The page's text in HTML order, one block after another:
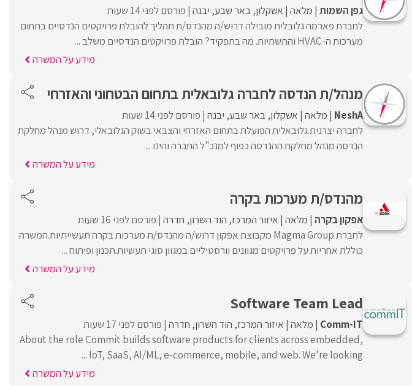
גפן השמות מלאה אשקלון באר שבע יבנה פורסם לפני 14 שעות
לחברת פארמה גלובלית מובילה דרוש/ה מהנדס/ת תהליך להובלת פרויקטים הנדסיים בתחום
מערכות ה-HVAC והתשתיות. מה בתפקיד? הובלת פרויקטים הנדסיים משלב ...
מידע על המשרה
מנהל/ת הנדסה לחב‎רה גלובאלית בתחום הבטחוני והאזרחי
NeshA מלאה אשקלון באר שבע יבנה פורסם לפני 14 שעות
לחברה יצרנית גלובאלית הפועלת בתחום האזרחי והצבאי בשוק הגלובאלי, דרוש מנהל מחלקת
הנדסה מנהל מחלקת ההנדסה כפוף למנכ"ל החברה והינו ...
מידע על המשרה
מהנדס/ת מערכות בקרה
אפקון בקרה מלאה איזור המרכז הוד השרון חדרה פורסם לפני 16 שעות
לחברת Magma Group מקבוצת אפקון דרוש/ה מהנדס/ת מערכות בקרה תעשייתיות.המשרה
כוללת אחריות על פרויקטים מגוונים וורסטיליים במגוון סוגי תעשיות.תכנון ופיתוח ...
מידע על המשרה
Software Team Lead
Comm-IT מלאה איזור המרכז הוד השרון חדרה פורסם לפני 17 שעות
About the role Commit builds software products for clients across embedded,
IoT, SaaS, AI/ML, e-commerce, mobile, and web. We’re looking ...
מידע על המשרה